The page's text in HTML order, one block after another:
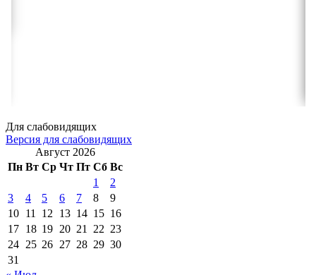
Для слабовидящих
Версия для слабовидящих
Август 2026
Пн Вт Ср Чт Пт Сб Вс
1
2
3
4 5 6 7 8
9
10 11 12 13 14 15 16
17 18 19 20 21 22 23
24 25 26 27 28 29 30
31